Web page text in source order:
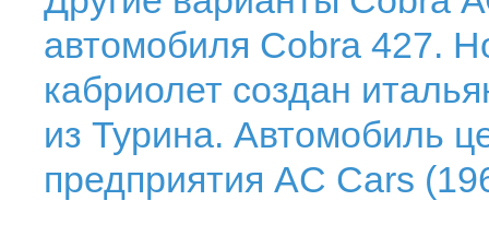
автомобиля Cobra 427.
кабриолет создан
из Турина. Автомобиль
предприятия AC Cars